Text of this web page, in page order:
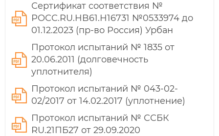
Сертификат соответствия №
РОСС.RU.HB61.Н16731 №0533974 до
01.12.2023 (пр-во Россия) Урбан
Протокол испытаний № 1835 от
20.06.2011 (долговечность
уплотнителя)
Протокол испытаний № 043-02-
02/2017 от 14.02.2017 (уплотнение)
Протокол испытаний № ССБК
RU.21ПБ27 от 29.09.2020